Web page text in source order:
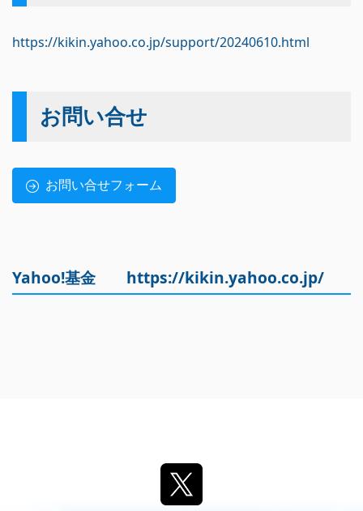
https://kikin.yahoo.co.jp/support/20240610.html
お問い合せ
お問い合せフォーム
Yahoo!基金 https://kikin.yahoo.co.jp/